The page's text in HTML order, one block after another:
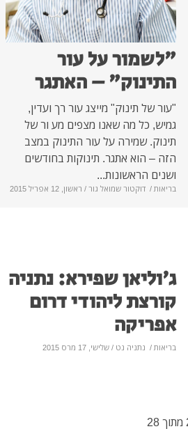
"לשמור על עור
התינוק" – האתגר
"עור של תינוק" מייצג עור רך ועדין,
גמיש, כל מה שאנו מצפים מע ור של
תינוק. שמירה על עור התינוק במצב
הזה – הוא אתגר. תינוקות בחודשים
ושנים הראשונות...
בריאות / דוקטור שמואל גור / ראשון, 12 אפריל 2015
ג'וליאן שפירא: נתניה
קורצת ליהודי דרום
אפריקה
בריאות / נתניה נט / שלישי, 17 מרס 2015